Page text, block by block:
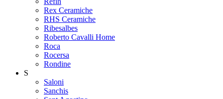
Rex Ceramiche
RHS Ceramiche
Ribesalbes
Roberto Cavalli Home
Roca
Rocersa
Rondine
S
Saloni
Sanchis